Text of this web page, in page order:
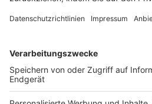
FOLGE DEM BFV
TOP-VEREINE